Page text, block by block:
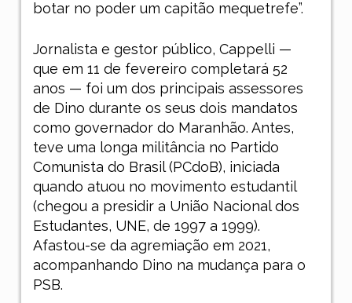
botar no poder um capitão mequetrefe”.
Jornalista e gestor público, Cappelli —
que em 11 de fevereiro completará 52
anos — foi um dos principais assessores
de Dino durante os seus dois mandatos
como governador do Maranhão. Antes,
teve uma longa militância no Partido
Comunista do Brasil (PCdoB), iniciada
quando atuou no movimento estudantil
(chegou a presidir a União Nacional dos
Estudantes, UNE, de 1997 a 1999).
Afastou-se da agremiação em 2021,
acompanhando Dino na mudança para o
PSB.